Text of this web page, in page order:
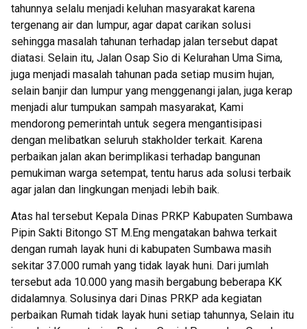
tahunnya selalu menjadi keluhan masyarakat karena
tergenang air dan lumpur, agar dapat carikan solusi
sehingga masalah tahunan terhadap jalan tersebut dapat
diatasi. Selain itu, Jalan Osap Sio di Kelurahan Uma Sima,
juga menjadi masalah tahunan pada setiap musim hujan,
selain banjir dan lumpur yang menggenangi jalan, juga kerap
menjadi alur tumpukan sampah masyarakat, Kami
mendorong pemerintah untuk segera mengantisipasi
dengan melibatkan seluruh stakholder terkait. Karena
perbaikan jalan akan berimplikasi terhadap bangunan
pemukiman warga setempat, tentu harus ada solusi terbaik
agar jalan dan lingkungan menjadi lebih baik.
Atas hal tersebut Kepala Dinas PRKP Kabupaten Sumbawa
Pipin Sakti Bitongo ST M.Eng mengatakan bahwa terkait
dengan rumah layak huni di kabupaten Sumbawa masih
sekitar 37.000 rumah yang tidak layak huni. Dari jumlah
tersebut ada 10.000 yang masih bergabung beberapa KK
didalamnya. Solusinya dari Dinas PRKP ada kegiatan
perbaikan Rumah tidak layak huni setiap tahunnya, Selain itu